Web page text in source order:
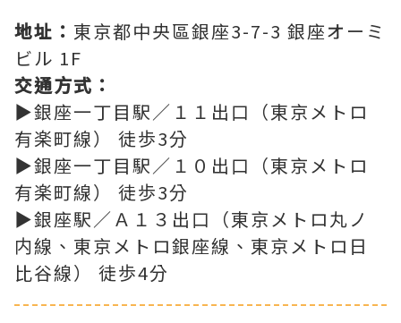
地址： 東京都中央區銀座3-7-3 銀座オーミ
ビル 1F
交通方式：
▶銀座一丁目駅／１１出口（東京メトロ
有楽町線） 徒歩3分
▶銀座一丁目駅／１０出口（東京メトロ
有楽町線） 徒歩3分
▶銀座駅／Ａ１３出口（東京メトロ丸ノ
内線、東京メトロ銀座線、東京メトロ日
比谷線） 徒歩4分